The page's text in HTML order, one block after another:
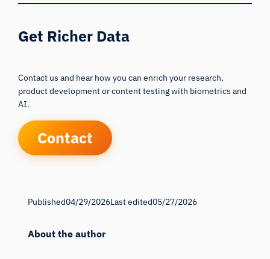
Get Richer Data
Contact us and hear how you can enrich your research,
product development or content testing with biometrics and
AI.
Contact
Published04/29/2026Last edited05/27/2026
About the author